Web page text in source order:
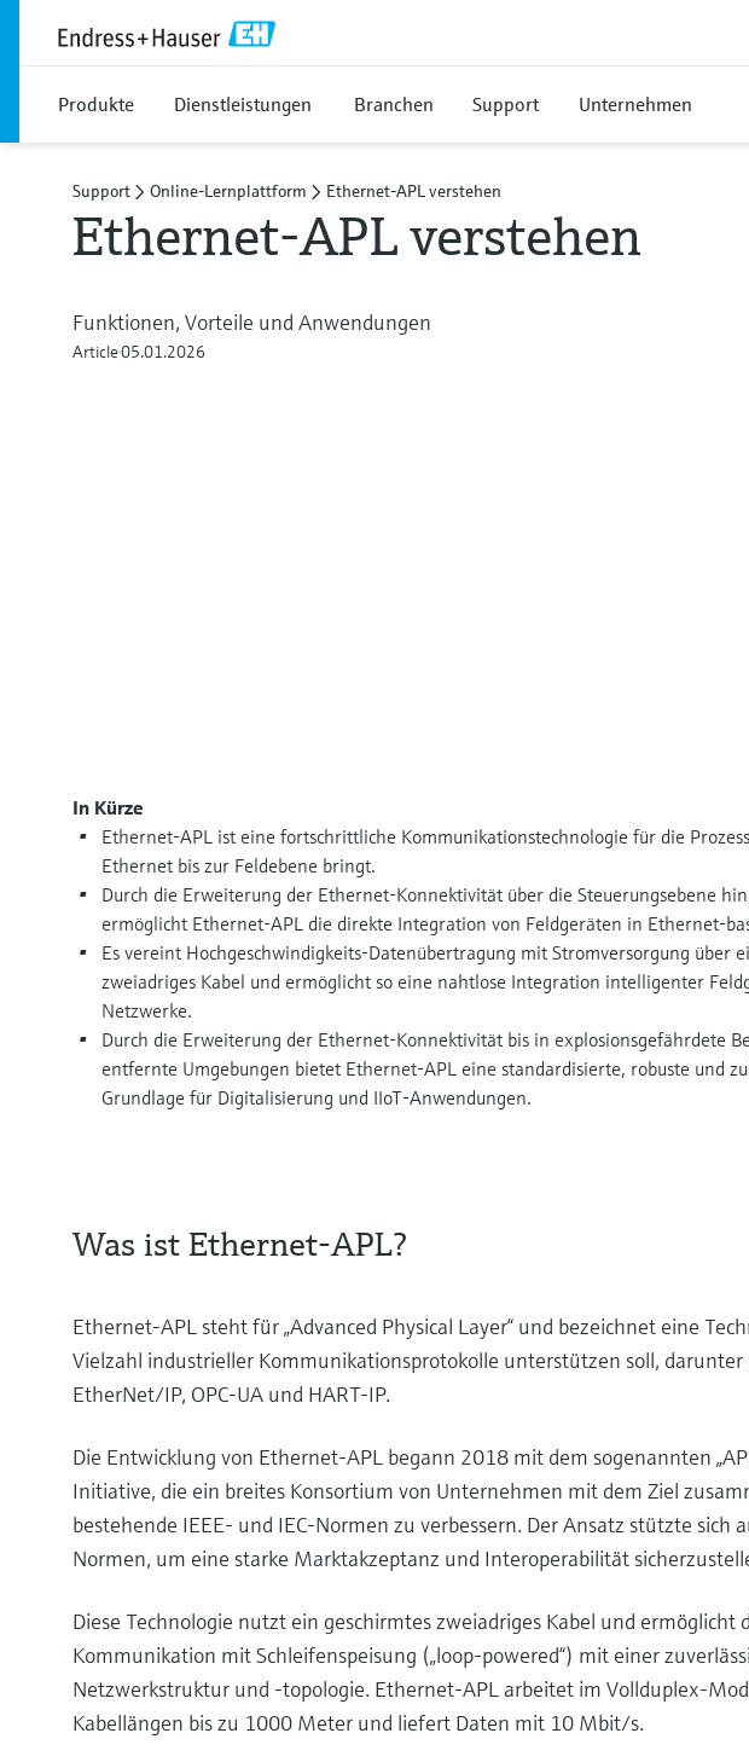
Produkte Dienstleistungen Branchen Support Unternehmen
Support Online-Lernplattform Ethernet-APL verstehen
Ethernet-APL verstehen
Funktionen, Vorteile und Anwendungen
Article05.01.2026
In Kürze
Ethernet-APL ist eine fortschrittliche Kommunikationstechnologie für die
Ethernet bis zur Feldebene bringt.
Durch die Erweiterung der Ethernet-Konnektivität über die Steuerungsebene
ermöglicht Ethernet-APL die direkte Integration von Feldgeräten in Ethernet-
Es vereint Hochgeschwindigkeits-Datenübertragung mit Stromversorgung über
zweiadriges Kabel und ermöglicht so eine nahtlose Integration intelligenter
Netzwerke.
Durch die Erweiterung der Ethernet-Konnektivität bis in explosionsgefährdete
entfernte Umgebungen bietet Ethernet-APL eine standardisierte, robuste und
Grundlage für Digitalisierung und IIoT-Anwendungen.
Was ist Ethernet-APL?
Ethernet-APL steht für „Advanced Physical Layer“ und bezeichnet eine
Vielzahl industrieller Kommunikationsprotokolle unterstützen soll, darunter
EtherNet/IP, OPC-UA und HART-IP.
Die Entwicklung von Ethernet-APL begann 2018 mit dem sogenannten
Initiative, die ein breites Konsortium von Unternehmen mit dem Ziel
bestehende IEEE- und IEC-Normen zu verbessern. Der Ansatz stützte sich
Normen, um eine starke Marktakzeptanz und Interoperabilität
Diese Technologie nutzt ein geschirmtes zweiadriges Kabel und ermöglicht
Kommunikation mit Schleifenspeisung („loop-powered“) mit einer
Netzwerkstruktur und -topologie. Ethernet-APL arbeitet im Vollduplex-
Kabellängen bis zu 1000 Meter und liefert Daten mit 10 Mbit/s.